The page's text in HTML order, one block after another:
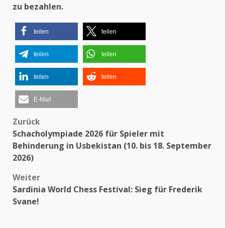
zu bezahlen.
teilen teilen
teilen teilen
teilen teilen
E-Mail
Beitragsnavigation
Zurück
Schacholympiade 2026 für Spieler mit
Behinderung in Usbekistan (10. bis 18. September
2026)
Weiter
Sardinia World Chess Festival: Sieg für Frederik
Svane!